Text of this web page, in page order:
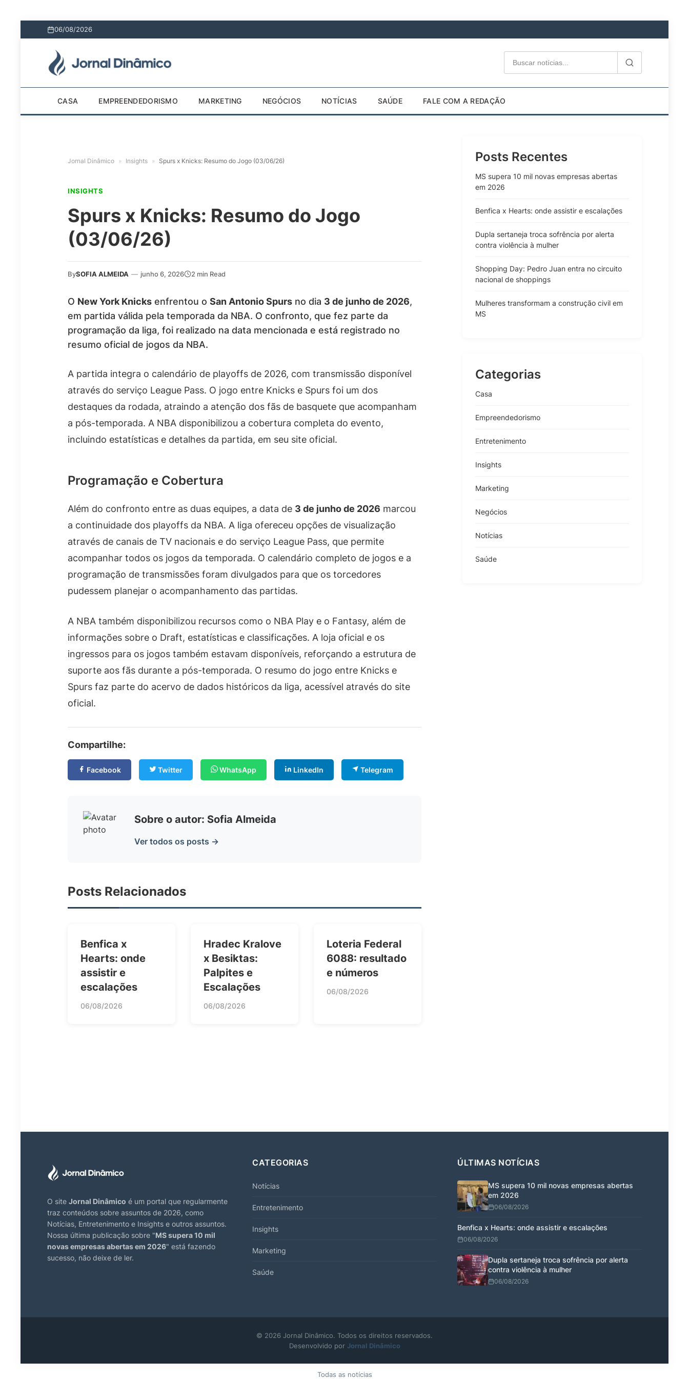
06/08/2026
CASA EMPREENDEDORISMO MARKETING NEGÓCIOS NOTÍCIAS SAÚDE FALE COM A REDAÇÃO
Jornal Dinâmico » Insights » Spurs x Knicks: Resumo do Jogo (03/06/26)
INSIGHTS
Spurs x Knicks: Resumo do Jogo
(03/06/26)
BySOFIA ALMEIDA — junho 6, 2026 2 min Read
O New York Knicks enfrentou o San Antonio Spurs no dia 3 de junho de 2026,
em partida válida pela temporada da NBA. O confronto, que fez parte da
programação da liga, foi realizado na data mencionada e está registrado no
resumo oficial de jogos da NBA.
A partida integra o calendário de playoffs de 2026, com transmissão disponível
através do serviço League Pass. O jogo entre Knicks e Spurs foi um dos
destaques da rodada, atraindo a atenção dos fãs de basquete que acompanham
a pós-temporada. A NBA disponibilizou a cobertura completa do evento,
incluindo estatísticas e detalhes da partida, em seu site oficial.
Programação e Cobertura
Além do confronto entre as duas equipes, a data de 3 de junho de 2026 marcou
a continuidade dos playoffs da NBA. A liga ofereceu opções de visualização
através de canais de TV nacionais e do serviço League Pass, que permite
acompanhar todos os jogos da temporada. O calendário completo de jogos e a
programação de transmissões foram divulgados para que os torcedores
pudessem planejar o acompanhamento das partidas.
A NBA também disponibilizou recursos como o NBA Play e o Fantasy, além de
informações sobre o Draft, estatísticas e classificações. A loja oficial e os
ingressos para os jogos também estavam disponíveis, reforçando a estrutura de
suporte aos fãs durante a pós-temporada. O resumo do jogo entre Knicks e
Spurs faz parte do acervo de dados históricos da liga, acessível através do site
oficial.
Compartilhe:
Facebook Twitter WhatsApp LinkedIn Telegram
Sobre o autor: Sofia Almeida
Ver todos os posts →
Posts Relacionados
Benfica x
Hearts: onde
assistir e
escalações
06/08/2026
Hradec Kralove
x Besiktas:
Palpites e
Escalações
06/08/2026
Loteria Federal
6088: resultado
e números
06/08/2026
Posts Recentes
MS supera 10 mil novas empresas abertas
em 2026
Benfica x Hearts: onde assistir e escalações
Dupla sertaneja troca sofrência por alerta
contra violência à mulher
Shopping Day: Pedro Juan entra no circuito
nacional de shoppings
Mulheres transformam a construção civil em
MS
Categorias
Casa
Empreendedorismo
Entretenimento
Insights
Marketing
Negócios
Notícias
Saúde
O site Jornal Dinâmico é um portal que regularmente
traz conteúdos sobre assuntos de 2026, como
Notícias, Entretenimento e Insights e outros assuntos.
Nossa última publicação sobre "MS supera 10 mil
novas empresas abertas em 2026" está fazendo
sucesso, não deixe de ler.
CATEGORIAS
Notícias
Entretenimento
Insights
Marketing
Saúde
ÚLTIMAS NOTÍCIAS
MS supera 10 mil novas empresas abertas
em 2026
06/08/2026
Benfica x Hearts: onde assistir e escalações
06/08/2026
Dupla sertaneja troca sofrência por alerta
contra violência à mulher
06/08/2026
© 2026 Jornal Dinâmico. Todos os direitos reservados.
Desenvolvido por Jornal Dinâmico
Todas as notícias